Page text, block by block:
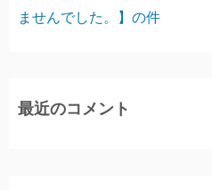
ませんでした。】の件
最近のコメント